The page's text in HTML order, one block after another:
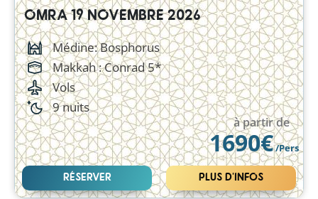
OMRA 19 NOVEMBRE 2026
Médine: Bosphorus
Makkah :Conrad 5*
Vols
9 nuits
à partir de
1690€/Pers
RÉSERVER PLUS D'INFOS